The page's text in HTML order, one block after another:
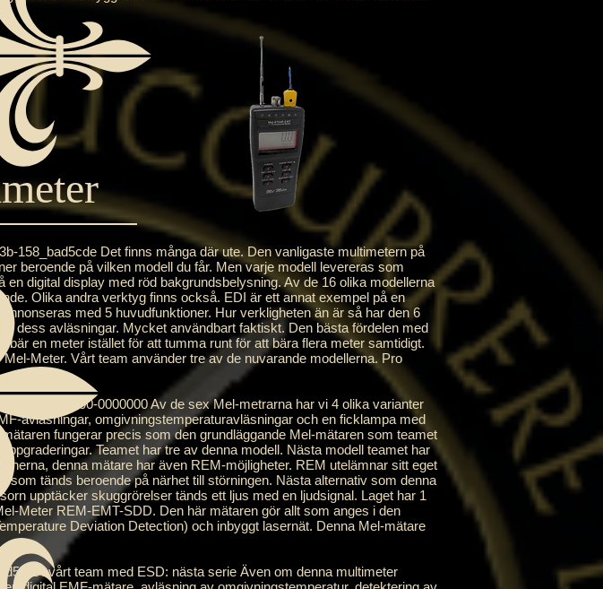
158_bad5cde Det finns många där ute. Den vanligaste multimetern på
beroende på vilken modell du får. Men varje modell levereras som
digital display med röd bakgrundsbelysning. Av de 16 olika modellerna
Olika andra verktyg finns också. EDI är ett annat exempel på en
med 5 huvudfunktioner. Hur verkligheten än är så har den 6
dess avläsningar. Mycket användbart faktiskt. Den bästa fördelen med
en meter istället för att tumma runt för att bära flera meter samtidigt.
Meter. Vårt team använder tre av de nuvarande modellerna. Pro
och 2000-0000000 Av de sex Mel-metrarna har vi 4 olika varianter
avläsningar, omgivningstemperaturavläsningar och en ficklampa med
fungerar precis som den grundläggande Mel-mätaren som teamet
Teamet har tre av denna modell. Nästa modell teamet har
denna mätare har även REM-möjligheter. REM utelämnar sitt eget
tänds beroende på närhet till störningen. Nästa alternativ som denna
upptäcker skuggrörelser tänds ett ljus med en ljudsignal. Laget har 1
Meter REM-EMT-SDD. Den här mätaren gör allt som anges i den
Deviation Detection) och inbyggt lasernät. Denna Mel-mätare
DI vårt team med ESD: nästa serie Även om denna multimeter